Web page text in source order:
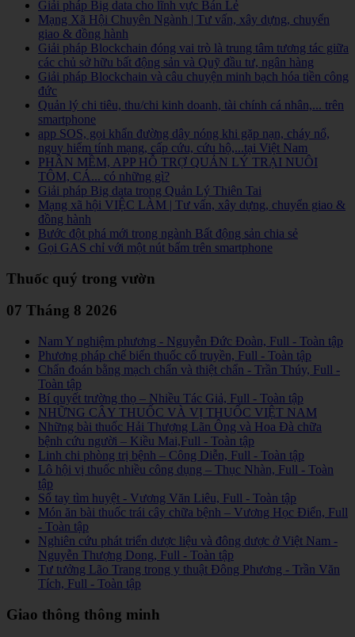
Giải pháp Big data cho lĩnh vực Bán Lẻ
Mạng Xã Hội Chuyên Ngành | Tư vấn, xây dựng, chuyển
giao & đồng hành
Giải pháp Blockchain đóng vai trò là trung tâm tương tác giữa
các chủ sở hữu bất động sản và Quỹ đầu tư, ngân hàng
Giải pháp Blockchain và câu chuyện minh bạch hóa tiền công
đức
Quản lý chi tiêu, thu/chi kinh doanh, tài chính cá nhân,... trên
smartphone
app SOS, gọi khẩn đường dây nóng khi gặp nạn, cháy nổ,
nguy hiểm tính mạng, cấp cứu, cứu hộ,...tại Việt Nam
PHẦN MỀM, APP HỖ TRỢ QUẢN LÝ TRẠI NUÔI
TÔM, CÁ... có những gì?
Giải pháp Big data trong Quản Lý Thiên Tai
Mạng xã hội VIỆC LÀM | Tư vấn, xây dựng, chuyển giao &
đồng hành
Bước đột phá mới trong ngành Bất động sản chia sẻ
Gọi GAS chỉ với một nút bấm trên smartphone
Thuốc quý trong vườn
07 Tháng 8 2026
Nam Y nghiệm phương - Nguyễn Đức Đoàn, Full - Toàn tập
Phương pháp chế biến thuốc cổ truyền, Full - Toàn tập
Chẩn đoán bằng mạch chẩn và thiệt chẩn - Trần Thúy, Full -
Toàn tập
Bí quyết trường thọ – Nhiều Tác Giả, Full - Toàn tập
NHỮNG CÂY THUỐC VÀ VỊ THUỐC VIỆT NAM
Những bài thuốc Hải Thượng Lãn Ông và Hoa Đà chữa
bệnh cứu người – Kiều Mai,Full - Toàn tập
Linh chi phòng trị bệnh – Công Diễn, Full - Toàn tập
Lô hội vị thuốc nhiều công dụng – Thục Nhàn, Full - Toàn
tập
Sổ tay tìm huyệt - Vương Văn Liêu, Full - Toàn tập
Món ăn bài thuốc trái cây chữa bệnh – Vương Học Điển, Full
- Toàn tập
Nghiên cứu phát triển dược liệu và đông dược ở Việt Nam -
Nguyễn Thượng Dong, Full - Toàn tập
Tư tưởng Lão Trang trong y thuật Đông Phương - Trần Văn
Tích, Full - Toàn tập
Giao thông thông minh